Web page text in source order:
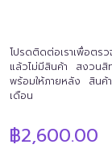
โปรดติดต่อเราเพื่อต
แล้วไม่มีสินค้า สงวนสิ
พร้อมให้ภายหลัง สินค้า
เดือน
฿2,600.00